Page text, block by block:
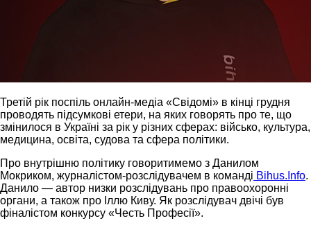
Третій рік поспіль онлайн-медіа «Свідомі» в кінці грудня
проводять підсумкові етери, на яких говорять про те, що
змінилося в Україні за рік у різних сферах: військо, культура,
медицина, освіта, судова та сфера політики.
Про внутрішню політику говоритимемо з Данилом
Мокриком, журналістом-розслідувачем в команді Bihus.Info.
Данило — автор низки розслідувань про правоохоронні
органи, а також про Іллю Киву. Як розслідувач двічі був
фіналістом конкурсу «Честь Професії».